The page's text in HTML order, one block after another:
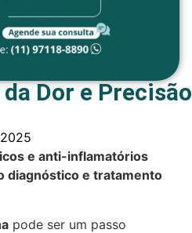
Dor e Precisão
e anti-inflamatórios
diagnóstico e tratamento
pode ser um passo